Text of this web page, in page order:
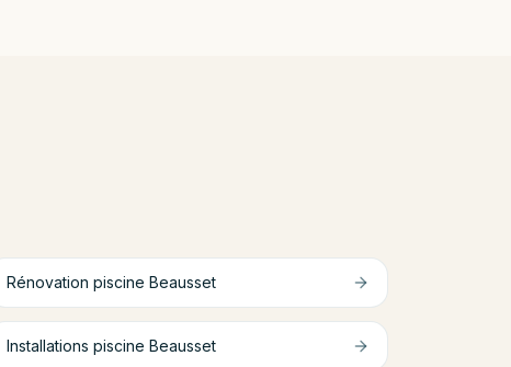
Rénovation piscine Beausset
Installations piscine Beausset